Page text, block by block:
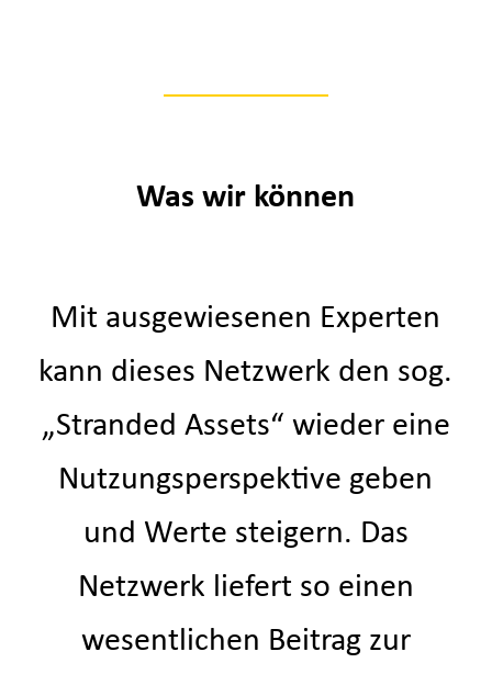
Was wir können
Mit ausgewiesenen Experten
kann dieses Netzwerk den sog.
„Stranded Assets“ wieder eine
Nutzungsperspektive geben
und Werte steigern. Das
Netzwerk liefert so einen
wesentlichen Beitrag zur